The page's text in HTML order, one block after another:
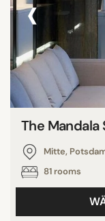
‹
The Mandala
Mitte,
81 rooms